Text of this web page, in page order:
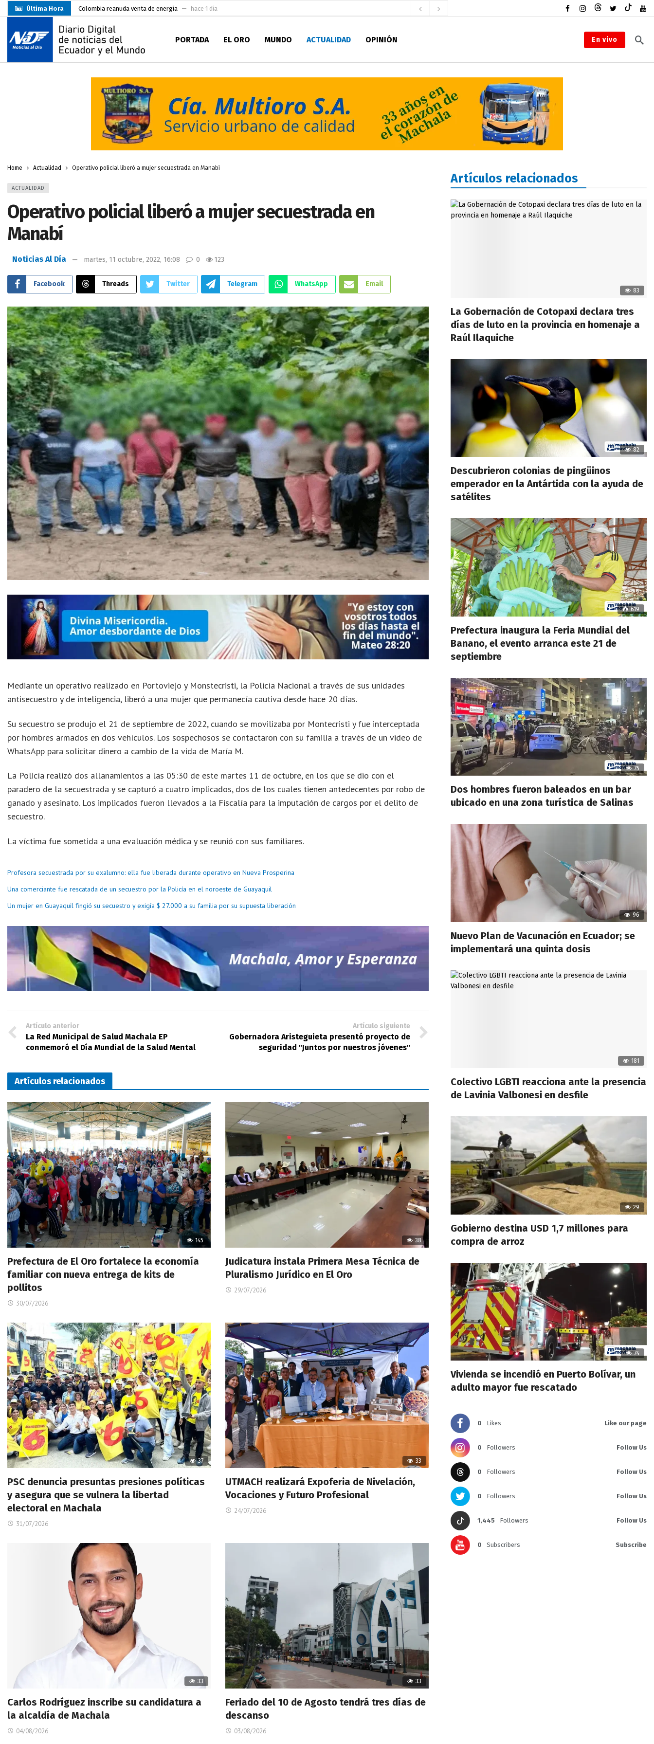
Última Hora Colombia reanuda venta de energía hace 1 día
Carlos Rodríguez inscribe su candidatura a la alcaldía de Machala
Carlos Carrión Figueroa, Premio Nacional de Literatura Eugenio Espejo hace 2 días
Incendio en local de comidas fue extinguido por personal de Bomberos Machala
Representantes del MMO visitaron la Primera Jefatura de Bomberos
UTMACH inicia pruebas de admisión para 7.467 aspirantes hace 2 días
Santa Rosa inició sus fiestas patronales con un multitudinario pregón lleno de color y tradición hace 3 días
Prefecto Clemente Bravo Inauguró Centro de Acopio Casa del Pescador Artesanal Orense hace 10 horas
PORTADA EL ORO MUNDO ACTUALIDAD OPINIÓN En vivo
Home Actualidad Operativo policial liberó a mujer secuestrada en Manabí
ACTUALIDAD
Operativo policial liberó a mujer secuestrada en
Manabí
Noticias Al Día martes, 11 octubre, 2022, 16:08 0 123
Facebook Threads Twitter Telegram WhatsApp Email
Mediante un operativo realizado en Portoviejo y Monstecristi, la Policía Nacional a través de sus unidades
antisecuestro y de inteligencia, liberó a una mujer que permanecía cautiva desde hace 20 días.
Su secuestro se produjo el 21 de septiembre de 2022, cuando se movilizaba por Montecristi y fue interceptada
por hombres armados en dos vehículos. Los sospechosos se contactaron con su familia a través de un video de
WhatsApp para solicitar dinero a cambio de la vida de María M.
La Policía realizó dos allanamientos a las 05:30 de este martes 11 de octubre, en los que se dio con el
paradero de la secuestrada y se capturó a cuatro implicados, dos de los cuales tienen antedecentes por robo de
ganado y asesinato. Los implicados fueron llevados a la Fiscalía para la imputación de cargos por el delito de
secuestro.
La víctima fue sometida a una evaluación médica y se reunió con sus familiares.
Profesora secuestrada por su exalumno: ella fue liberada durante operativo en Nueva Prosperina
Una comerciante fue rescatada de un secuestro por la Policía en el noroeste de Guayaquil
Un mujer en Guayaquil fingió su secuestro y exigía $ 27.000 a su familia por su supuesta liberación
Artículo anterior
La Red Municipal de Salud Machala EP
conmemoró el Día Mundial de la Salud Mental
Artículo siguiente
Gobernadora Aristeguieta presentó proyecto de
seguridad "Juntos por nuestros jóvenes"
Artículos relacionados
145
Prefectura de El Oro fortalece la economía
familiar con nueva entrega de kits de
pollitos
30/07/2026
38
Judicatura instala Primera Mesa Técnica de
Pluralismo Jurídico en El Oro
29/07/2026
37
PSC denuncia presuntas presiones políticas
y asegura que se vulnera la libertad
electoral en Machala
31/07/2026
33
UTMACH realizará Expoferia de Nivelación,
Vocaciones y Futuro Profesional
24/07/2026
33
Carlos Rodríguez inscribe su candidatura a
la alcaldía de Machala
04/08/2026
33
Feriado del 10 de Agosto tendrá tres días de
descanso
03/08/2026
Artículos relacionados
83
La Gobernación de Cotopaxi declara tres
días de luto en la provincia en homenaje a
Raúl Ilaquiche
82
Descubrieron colonias de pingüinos
emperador en la Antártida con la ayuda de
satélites
619
Prefectura inaugura la Feria Mundial del
Banano, el evento arranca este 21 de
septiembre
75
Dos hombres fueron baleados en un bar
ubicado en una zona turística de Salinas
96
Nuevo Plan de Vacunación en Ecuador; se
implementará una quinta dosis
181
Colectivo LGBTI reacciona ante la presencia
de Lavinia Valbonesi en desfile
29
Gobierno destina USD 1,7 millones para
compra de arroz
74
Vivienda se incendió en Puerto Bolívar, un
adulto mayor fue rescatado
0 Likes Like our page
0 Followers Follow Us
0 Followers Follow Us
0 Followers Follow Us
1,445 Followers Follow Us
0 Subscribers Subscribe